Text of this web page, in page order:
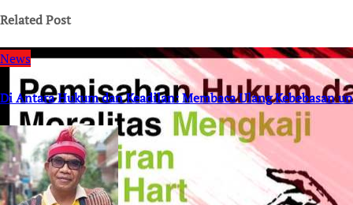
Related Post
News
Di Antara Hukum dan Keadilan: Membaca Ulang Kebebasan